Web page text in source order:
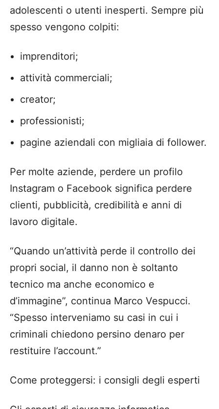
adolescenti o utenti inesperti. Sempre più
spesso vengono colpiti:
imprenditori;
attività commerciali;
creator;
professionisti;
pagine aziendali con migliaia di follower.
Per molte aziende, perdere un profilo
Instagram o Facebook significa perdere
clienti, pubblicità, credibilità e anni di
lavoro digitale.
“Quando un’attività perde il controllo dei
propri social, il danno non è soltanto
tecnico ma anche economico e
d’immagine”, continua Marco Vespucci.
“Spesso interveniamo su casi in cui i
criminali chiedono persino denaro per
restituire l’account.”
Come proteggersi: i consigli degli esperti